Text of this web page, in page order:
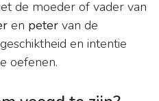
de moeder of vader van
en peter van de
en intentie
oefenen.